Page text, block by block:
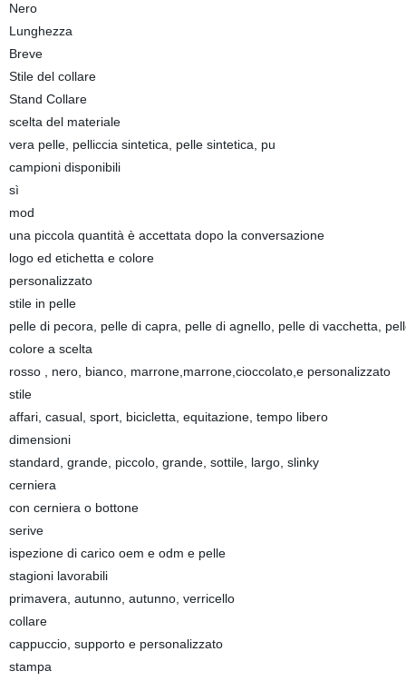
Nero
Lunghezza
Breve
Stile del collare
Stand Collare
scelta del materiale
vera pelle, pelliccia sintetica, pelle sintetica, pu
campioni disponibili
sì
mod
una piccola quantità è accettata dopo la conversazione
logo ed etichetta e colore
personalizzato
stile in pelle
pelle di pecora, pelle di capra, pelle di agnello, pelle di vacchetta,
colore a scelta
rosso , nero, bianco, marrone,marrone,cioccolato,e personalizzato
stile
affari, casual, sport, bicicletta, equitazione, tempo libero
dimensioni
standard, grande, piccolo, grande, sottile, largo, slinky
cerniera
con cerniera o bottone
serive
ispezione di carico oem e odm e pelle
stagioni lavorabili
primavera, autunno, autunno, verricello
collare
cappuccio, supporto e personalizzato
stampa